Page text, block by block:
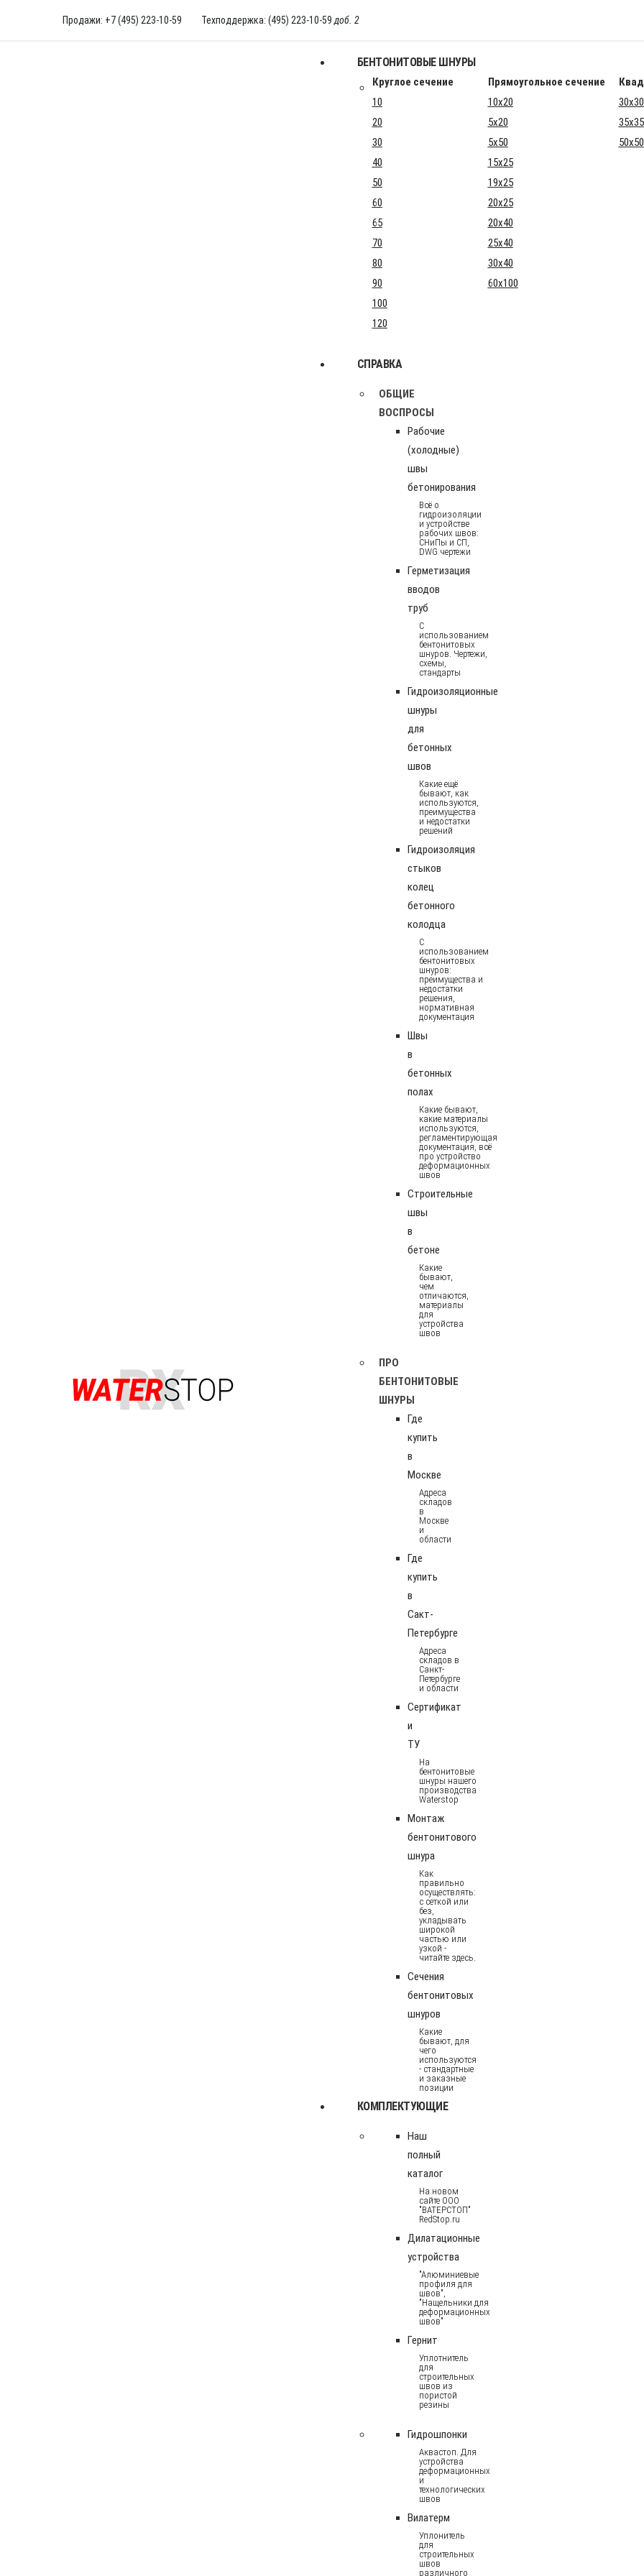
Продажи: +7 (495) 223-10-59 Техподдержка: (495) 223-10-59 доб. 2
БЕНТОНИТОВЫЕ ШНУРЫ
Круглое сечение Прямоугольное сечение
10
10x20
30x30
20
5x20
35x35
30
5x50
50x50
40
15x25
50
19x25
60
20x25
65
20x40
70
25x40
80
30x40
90
60x100
100
120
СПРАВКА
ОБЩИЕ
ВОСПРОСЫ
Рабочие
(холодные)
швы
бетонирования
Всё о
гидроизоляции
и устройстве
рабочих швов:
СНиПы и СП,
DWG чертежи
Герметизация
вводов
труб
С
использованием
бентонитовых
шнуров. Чертежи,
схемы,
стандарты
Гидроизоляционные
шнуры
для
бетонных
швов
Какие ещё
бывают, как
используются,
преимущества
и недостатки
решений
Гидроизоляция
стыков
колец
бетонного
колодца
С
использованием
бентонитовых
шнуров:
преимущества и
недостатки
решения,
нормативная
документация
Швы
в
бетонных
полах
Какие бывают,
какие материалы
используются,
регламентирующая
документация, всё
про устройство
деформационных
швов
Строительные
швы
в
бетоне
Какие
бывают,
чем
отличаются,
материалы
для
устройства
швов
ПРО
БЕНТОНИТОВЫЕ
ШНУРЫ
Где
купить
в
Москве
Адреса
складов
в
Москве
и
области
Где
купить
в
Сакт-
Петербурге
Адреса
складов в
Санкт-
Петербурге
и области
Сертификат
и
ТУ
На
бентонитовые
шнуры нашего
производства
Waterstop
Монтаж
бентонитового
шнура
Как
правильно
осуществлять:
с сеткой или
без,
укладывать
широкой
частью или
узкой -
читайте здесь.
Сечения
бентонитовых
шнуров
Какие
бывают, для
чего
используются
- стандартные
и заказные
позиции
КОМПЛЕКТУЮЩИЕ
Наш
полный
каталог
На новом
сайте ООО
"ВАТЕРСТОП"
RedStop.ru
Дилатационные
устройства
"Алюминиевые
профиля для
швов",
"Нащельники для
деформационных
швов"
Гернит
Уплотнитель
для
строительных
швов из
пористой
резины
Гидрошпонки
Аквастоп. Для
устройства
деформационных
и
технологических
швов
Вилатерм
Уплонитель
для
строительных
швов
различного